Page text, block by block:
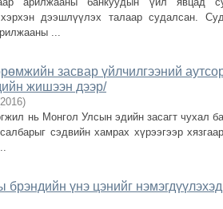
дээшлүүлэх талаар судалсан.
...
засвар үйлчилгээний
жишээн дээр/
2016)
нь Монгол Улсын эдийн засагт чухал
сэдвийн хамрах хүрээгээр
үнэ цэнийг